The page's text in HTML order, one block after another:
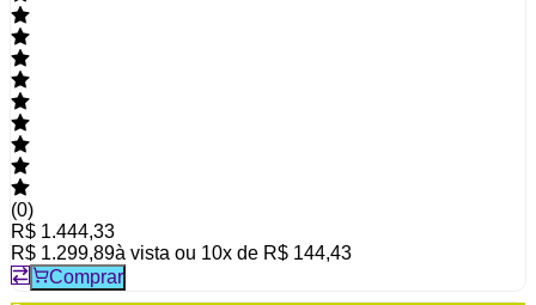
(0)
R$ 1.444,33
R$ 1.299,89à vista ou 10x de R$ 144,43
Comprar